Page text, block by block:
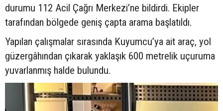
durumu 112 Acil Çağrı Merkezi’ne bildirdi. Ekipler
tarafından bölgede geniş çapta arama başlatıldı.
Yapılan çalışmalar sırasında Kuyumcu’ya ait araç, yol
güzergâhından çıkarak yaklaşık 600 metrelik uçuruma
yuvarlanmış halde bulundu.